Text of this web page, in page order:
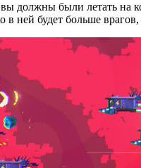
должны были летать на
ней будет больше